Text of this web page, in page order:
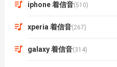
iphone 着信音(510)
xperia 着信音(267)
galaxy 着信音(314)